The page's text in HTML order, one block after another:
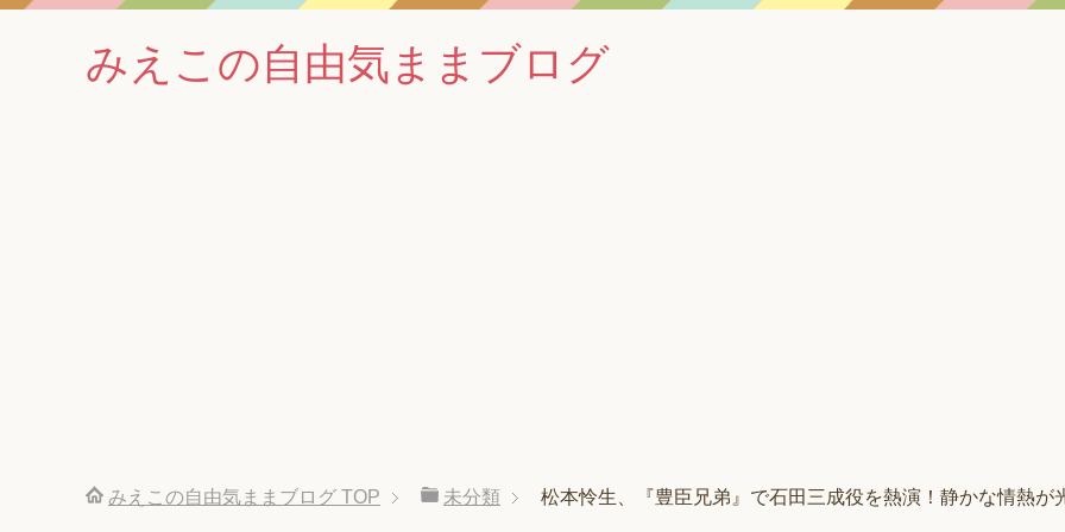
みえこの自由気ままブログ
みえこの自由気ままブログ TOP 未分類 松本怜生、『豊臣兄弟』で石田三成役を熱演！静かな情熱が